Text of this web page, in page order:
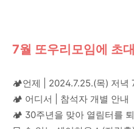
7월 또우리모임에 초
🏕언제 | 2024.7.25.(목) 저녁
🏕 어디서 | 참석자 개별 안내
🏕 30주년을 맞아 열림터를